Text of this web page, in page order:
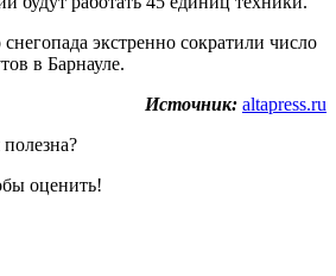
снегопада экстренно сократили число
в Барнауле.
Источник: altapress.ru
оценить!